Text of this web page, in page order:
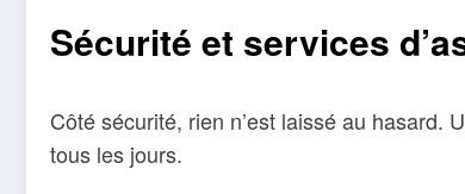
Sécurité et services
Côté sécurité, rien n’est laissé au hasard.
tous les jours.